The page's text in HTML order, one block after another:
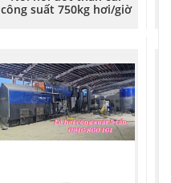
công suất 750kg hơi/giờ